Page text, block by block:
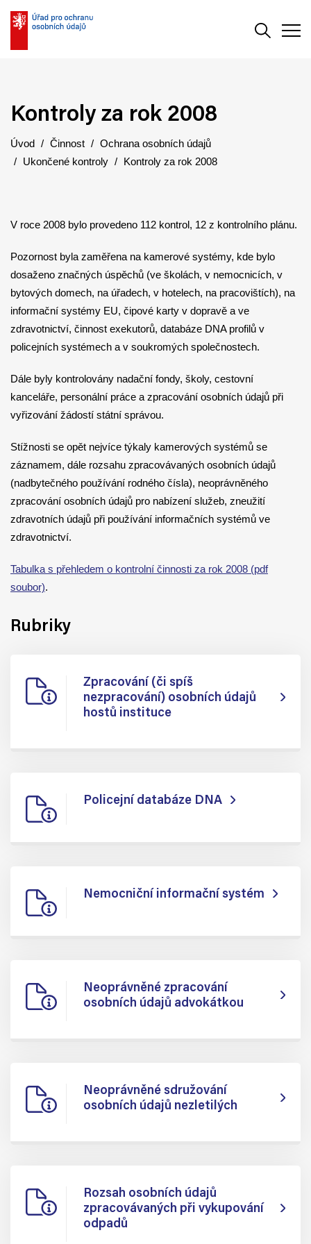
Kontroly za rok 2008
Úvod Činnost
Ochrana osobních údajů
Ukončené kontroly
Kontroly za rok 2008
V roce 2008 bylo provedeno 112 kontrol, 12 z kontrolního plánu.
Pozornost byla zaměřena na kamerové systémy, kde bylo
dosaženo značných úspěchů (ve školách, v nemocnicích, v
bytových domech, na úřadech, v hotelech, na pracovištích), na
informační systémy EU, čipové karty v dopravě a ve
zdravotnictví, činnost exekutorů, databáze DNA profilů v
policejních systémech a v soukromých společnostech.
Dále byly kontrolovány nadační fondy, školy, cestovní
kanceláře, personální práce a zpracování osobních údajů při
vyřizování žádostí státní správou.
Stížnosti se opět nejvíce týkaly kamerových systémů se
záznamem, dále rozsahu zpracovávaných osobních údajů
(nadbytečného používání rodného čísla), neoprávněného
zpracování osobních údajů pro nabízení služeb, zneužití
zdravotních údajů při používání informačních systémů ve
zdravotnictví.
Tabulka s přehledem o kontrolní činnosti za rok 2008 (pdf
soubor).
Rubriky
Zpracování (či spíš
nezpracování) osobních údajů
hostů instituce
Policejní databáze DNA
Nemocniční informační systém
Neoprávněné zpracování
osobních údajů advokátkou
Neoprávněné sdružování
osobních údajů nezletilých
Rozsah osobních údajů
zpracovávaných při vykupování
odpadů